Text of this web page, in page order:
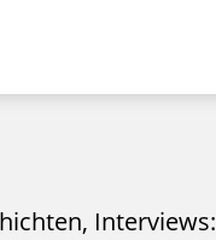
Interviews: